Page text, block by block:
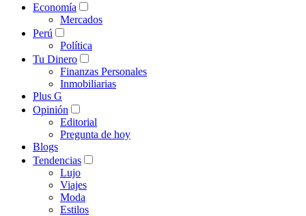
Economía
Mercados
Perú
Política
Tu Dinero
Finanzas Personales
Inmobiliarias
Plus G
Opinión
Editorial
Pregunta de hoy
Blogs
Tendencias
Lujo
Viajes
Moda
Estilos